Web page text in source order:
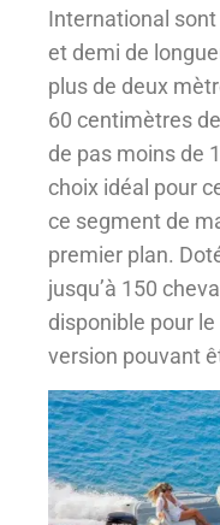
International
et demi de
plus de deux
60 centimètres
de pas moins de
choix idéal pour
ce segment de
premier plan.
jusqu’à 150
disponible pour
version pouvant